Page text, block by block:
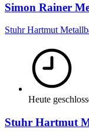
Simon Rainer
Stuhr Hartmut
Heute
Stuhr Hartmut